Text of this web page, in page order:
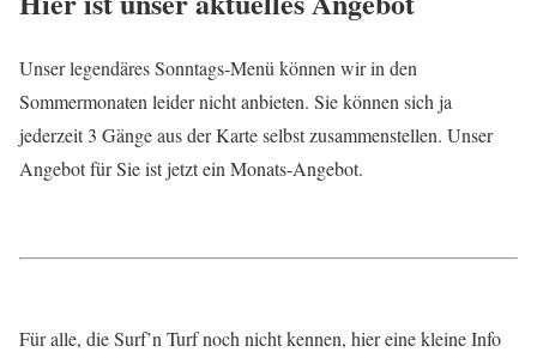
Unser legendäres Sonntags-Menü können wir in den
Sommermonaten leider nicht anbieten. Sie können sich ja
jederzeit 3 Gänge aus der Karte selbst zusammenstellen. Unser
Angebot für Sie ist jetzt ein Monats-Angebot.
Für alle, die Surf’n Turf noch nicht kennen, hier eine kleine Info